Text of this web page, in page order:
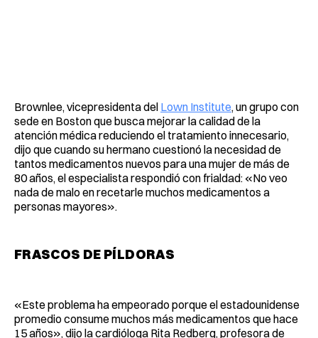
Brownlee, vicepresidenta del Lown Institute, un grupo con
sede en Boston que busca mejorar la calidad de la
atención médica reduciendo el tratamiento innecesario,
dijo que cuando su hermano cuestionó la necesidad de
tantos medicamentos nuevos para una mujer de más de
80 años, el especialista respondió con frialdad: «No veo
nada de malo en recetarle muchos medicamentos a
personas mayores».
FRASCOS DE PÍLDORAS
«Este problema ha empeorado porque el estadounidense
promedio consume muchos más medicamentos que hace
15 años», dijo la cardióloga Rita Redberg, profesora de